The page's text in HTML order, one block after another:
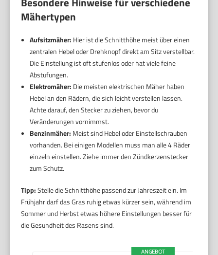
Mähertypen
Aufsitzmäher: Hier ist die Schnitthöhe meist über einen
zentralen Hebel oder Drehknopf direkt am Sitz verstellbar.
Die Einstellung ist oft stufenlos oder hat viele feine
Abstufungen.
Elektromäher: Die meisten elektrischen Mäher haben
Hebel an den Rädern, die sich leicht verstellen lassen.
Achte darauf, den Stecker zu ziehen, bevor du
Veränderungen vornimmst.
Benzinmäher: Meist sind Hebel oder Einstellschrauben
vorhanden. Bei einigen Modellen muss man alle 4 Räder
einzeln einstellen. Ziehe immer den Zündkerzenstecker
zum Schutz.
Tipp:Stelle die Schnitthöhe passend zur Jahreszeit ein. Im
Frühjahr darf das Gras ruhig etwas kürzer sein, während im
Sommer und Herbst etwas höhere Einstellungen besser für
die Gesundheit des Rasens sind.
ANGEBOT